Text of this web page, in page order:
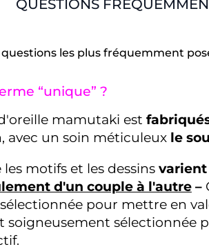
QUESTIONS
les plus fréquemment
“unique” ?
mamutaki est
avec un soin méticuleux le
motifs et les dessinsvarient
d'un couple à l'autre–
pour mettre en
soigneusement sélectionnée